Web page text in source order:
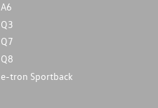
A6
Q3
Q7
Q8
e-tron Sportback